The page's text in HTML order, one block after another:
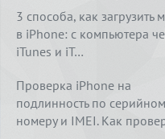
3 способа, как загрузить
в iPhone: с компьютера
iTunes и iT…
Проверка iPhone на
подлинность по
номеру и IMEI. Как